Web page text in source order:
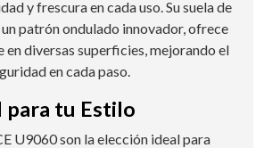
y frescura en cada uso. Su suela de
patrón ondulado innovador, ofrece
en diversas superficies, mejorando el
en cada paso.
tu Estilo
U9060 son la elección ideal para